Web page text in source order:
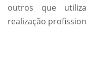
outros que
realização